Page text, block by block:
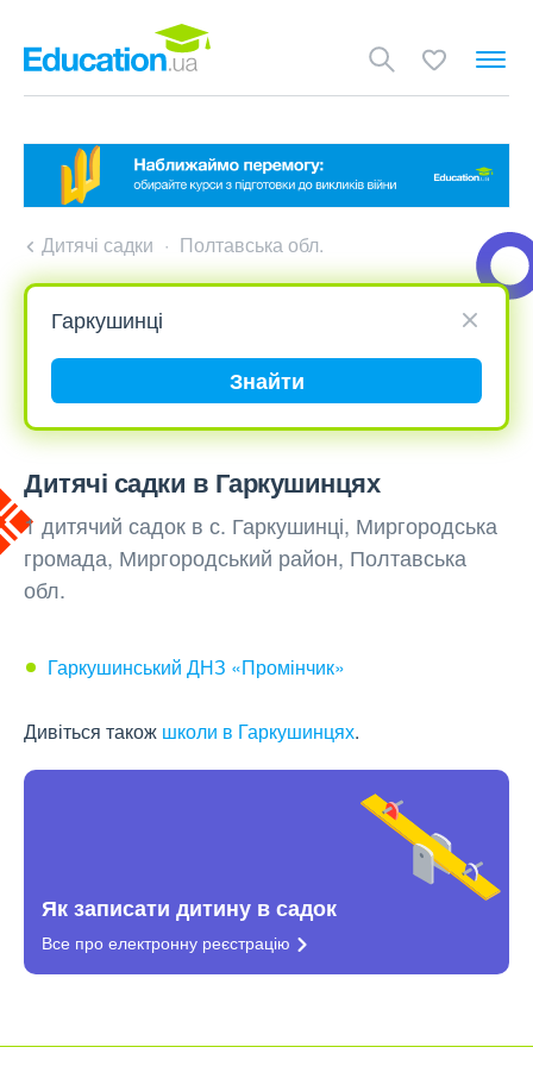
Дитячі садки Полтавська обл.
Знайти
Дитячі садки в Гаркушинцях
1 дитячий садок в с. Гаркушинці, Миргородська
громада, Миргородський район, Полтавська
обл.
Гаркушинський ДНЗ «Промінчик»
Дивіться також школи в Гаркушинцях.
Як записати дитину в садок
Все про електронну реєстрацію